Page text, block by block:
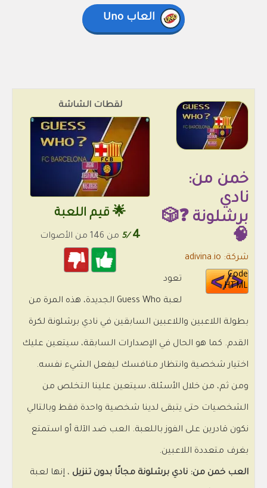
العاب Uno
لقطات الشاشة
🌟 قيم اللعبة
4
/5 من 146 من الأصوات
خمن من:
نادي
برشلونة ❓🎲
🧠
شركة: adivina.io
Code
HTML
تعود
لعبة Guess Who الجديدة، هذه المرة من
بطولة اللاعبين واللاعبين السابقين في نادي برشلونة لكرة
القدم. كما هو الحال في الإصدارات السابقة، سيتعين عليك
اختيار شخصية وانتظار منافسك ليفعل الشيء نفسه.
ومن ثم، من خلال الأسئلة، سيتعين علينا التخلص من
الشخصيات حتى يتبقى لدينا شخصية واحدة فقط وبالتالي
نكون قادرين على الفوز باللعبة. العب ضد الآلة أو استمتع
بغرف متعددة اللاعبين.
العب خمن من: نادي برشلونة مجانًا بدون تنزيل ، إنها لعبة